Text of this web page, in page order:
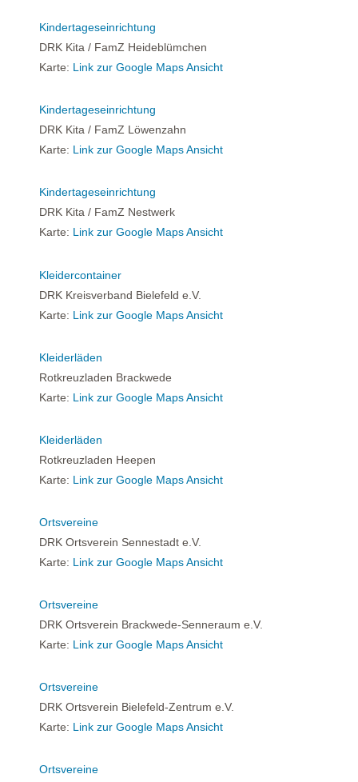
Kindertageseinrichtung
DRK Kita / FamZ Heideblümchen
Karte: Link zur Google Maps Ansicht
Kindertageseinrichtung
DRK Kita / FamZ Löwenzahn
Karte: Link zur Google Maps Ansicht
Kindertageseinrichtung
DRK Kita / FamZ Nestwerk
Karte: Link zur Google Maps Ansicht
Kleidercontainer
DRK Kreisverband Bielefeld e.V.
Karte: Link zur Google Maps Ansicht
Kleiderläden
Rotkreuzladen Brackwede
Karte: Link zur Google Maps Ansicht
Kleiderläden
Rotkreuzladen Heepen
Karte: Link zur Google Maps Ansicht
Ortsvereine
DRK Ortsverein Sennestadt e.V.
Karte: Link zur Google Maps Ansicht
Ortsvereine
DRK Ortsverein Brackwede-Senneraum e.V.
Karte: Link zur Google Maps Ansicht
Ortsvereine
DRK Ortsverein Bielefeld-Zentrum e.V.
Karte: Link zur Google Maps Ansicht
Ortsvereine